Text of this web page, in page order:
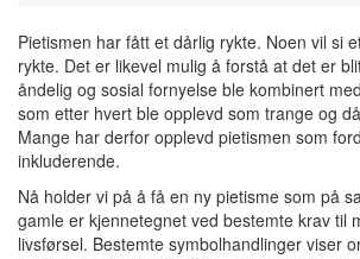
Pietismen har fått et dårlig rykte. Noen vil si
rykte. Det er likevel mulig å forstå at det er
åndelig og sosial fornyelse ble kombinert
som etter hvert ble opplevd som trange og
Mange har derfor opplevd pietismen som
inkluderende.
Nå holder vi på å få en ny pietisme som på
gamle er kjennetegnet ved bestemte krav til
livsførsel. Bestemte symbolhandlinger viser